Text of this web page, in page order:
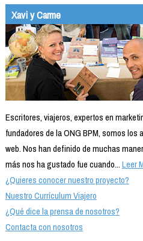
Xavi y Carme
Escritores, viajeros, expertos en
fundadores de la ONG BPM, somos los
web. Nos han definido de muchas
más nos ha gustado fue cuando...Leer
¿Quieres conocer nuestro proyecto?
Nuestro Currículum Viajero
¿Qué dice la prensa de nosotros?
Contacta con nosotros